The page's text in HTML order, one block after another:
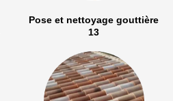
Pose et nettoyage gouttière
13